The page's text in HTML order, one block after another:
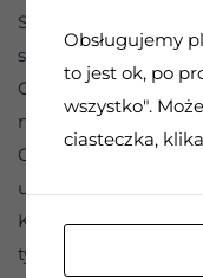
Stawiając czoła
spodziewać się
Często problemem
niepokój, nawet gdy
Chociaż istnieje
uczucia, rozwiązanie
Kroków. Im pewniej
tym mniej obaw
Obsługujemy
to jest ok, po
wszystko".
ciasteczka,